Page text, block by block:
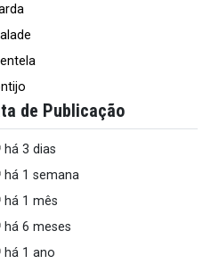
de Publicação
há 3 dias
há 1 semana
há 1 mês
há 6 meses
há 1 ano